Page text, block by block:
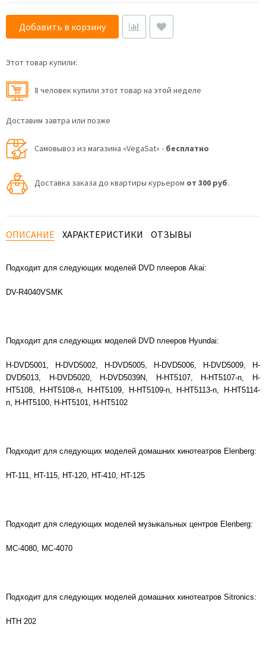
Добавить в корзину
Этот товар купили:
8 человек купили этот товар на этой неделе
Доставим завтра или позже
Самовывоз из магазина «VegaSat» - бесплатно
Доставка заказа до квартиры курьером от 300 руб.
ОПИСАНИЕ ХАРАКТЕРИСТИКИ ОТЗЫВЫ
Подходит для следующих моделей DVD плееров Akai:
DV-R4040VSMK
Подходит для следующих моделей DVD плееров Hyundai:
H-DVD5001, H-DVD5002, H-DVD5005, H-DVD5006, H-DVD5009, H-
DVD5013, H-DVD5020, H-DVD5039N, H-HT5107, H-HT5107-n, H-
HT5108, H-HT5108-n, H-HT5109, H-HT5109-n, H-HT5113-n, H-HT5114-
n, H-HT5100, H-HT5101, H-HT5102
Подходит для следующих моделей домашних кинотеатров Elenberg:
HT-111, HT-115, HT-120, HT-410, HT-125
Подходит для следующих моделей музыкальных центров Elenberg:
MC-4080, MC-4070
Подходит для следующих моделей домашних кинотеатров Sitronics:
HTH 202